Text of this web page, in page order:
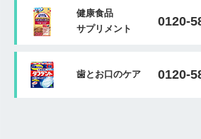
健康食品
サプリメント
0120-
歯とお口のケア 0120-